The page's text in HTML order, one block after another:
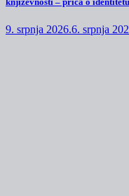
9. srpnja 2026.6. srpnja